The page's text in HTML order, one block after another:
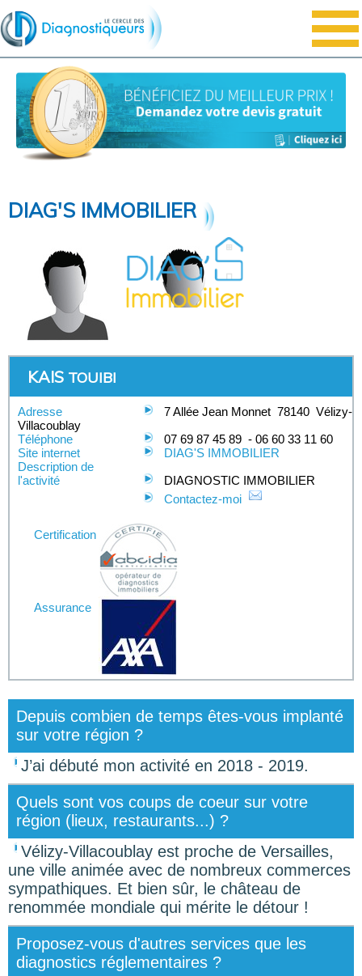
DIAG'S IMMOBILIER
KAIS TOUIBI
Adresse 7 Allée Jean Monnet 78140 Vélizy-
Villacoublay
Téléphone
07 69 87 45 89 - 06 60 33 11 60
Site internet
DIAG'S IMMOBILIER
Description de
l'activité
DIAGNOSTIC IMMOBILIER
Contactez-moi
Certification
Assurance
Depuis combien de temps êtes-vous implanté
sur votre région ?
J’ai débuté mon activité en 2018 - 2019.
Quels sont vos coups de coeur sur votre
région (lieux, restaurants...) ?
Vélizy-Villacoublay est proche de Versailles,
une ville animée avec de nombreux commerces
sympathiques. Et bien sûr, le château de
renommée mondiale qui mérite le détour !
Proposez-vous d'autres services que les
diagnostics réglementaires ?